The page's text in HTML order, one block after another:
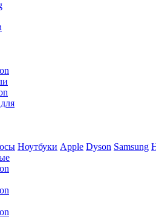
Ноутбуки Apple Dyson Samsung